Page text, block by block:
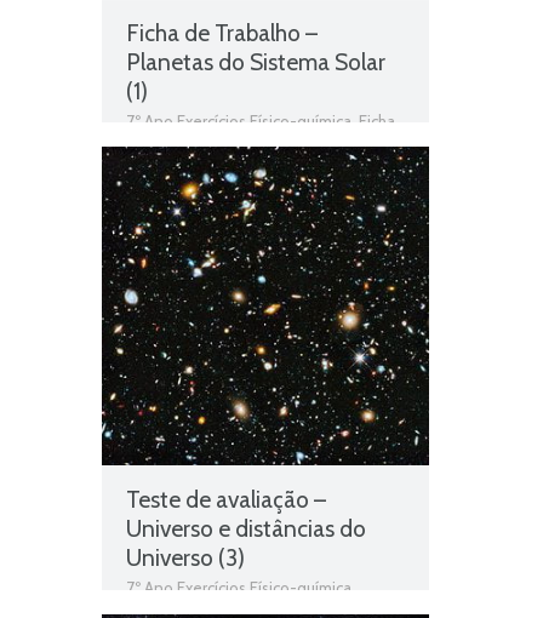
Ficha de Trabalho –
Planetas do Sistema Solar
(1)
7º Ano Exercícios Físico-química Ficha
Sistema Solar ,Planetas do Sistema
Solar
Teste de avaliação –
Universo e distâncias do
Universo (3)
7º Ano Exercícios Físico-química